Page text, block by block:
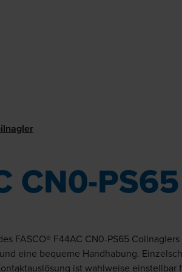
CN0-PS65
FASCO® F44AC CN0-PS65
eine bequeme Handhabung.
ist wahlweise einstellbar